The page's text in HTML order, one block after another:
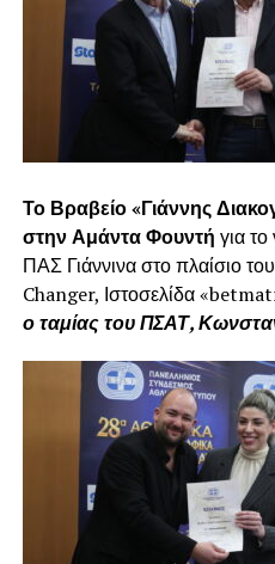
Το Βραβείο «Γιάννης
στην Αμάντα Φουντή για
ΠΑΣ Γιάννινα στο πλαίσιο
Changer, Ιστοσελίδα
ο ταμίας του ΠΣΑΤ,